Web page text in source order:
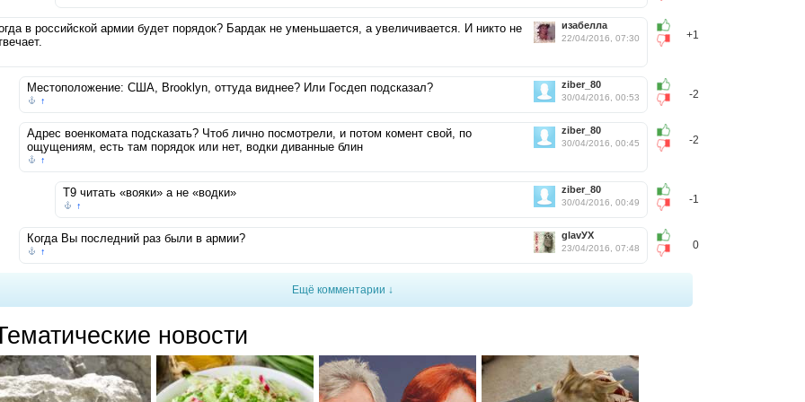
+1
изабелла
22/04/2016, 07:30
в российской армии будет порядок? Бардак не уменьшается, а увеличивается. И никто не
-2
ziber_80
30/04/2016, 00:53
Местоположение: США, Brooklyn, оттуда виднее? Или Госдеп подсказал?
↑
-2
ziber_80
30/04/2016, 00:45
Адрес военкомата подсказать? Чтоб лично посмотрели, и потом комент свой, по
ощущениям, есть там порядок или нет, водки диванные блин
↑
-1
ziber_80
30/04/2016, 00:49
Т9 читать «вояки» а не «водки»
↑
0
glavУХ
23/04/2016, 07:48
Когда Вы последний раз были в армии?
↑
Ещё комментарии ↓
новости